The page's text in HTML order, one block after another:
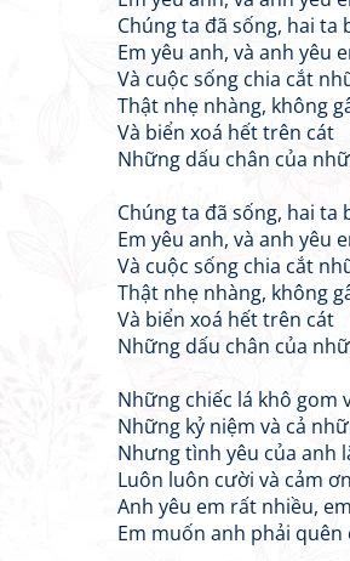
Chúng ta đã sống, hai ta
Em yêu anh, và anh yêu
Và cuộc sống chia cắt
Thật nhẹ nhàng, không
Và biển xoá hết trên cát
Những dấu chân của
Chúng ta đã sống, hai ta
Em yêu anh, và anh yêu
Và cuộc sống chia cắt
Thật nhẹ nhàng, không
Và biển xoá hết trên cát
Những dấu chân của
Những chiếc lá khô gom
Những kỷ niệm và cả
Nhưng tình yêu của anh
Luôn luôn cười và cảm
Anh yêu em rất nhiều,
Em muốn anh phải